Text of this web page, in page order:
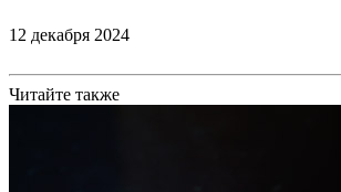
12 декабря 2024
Читайте также